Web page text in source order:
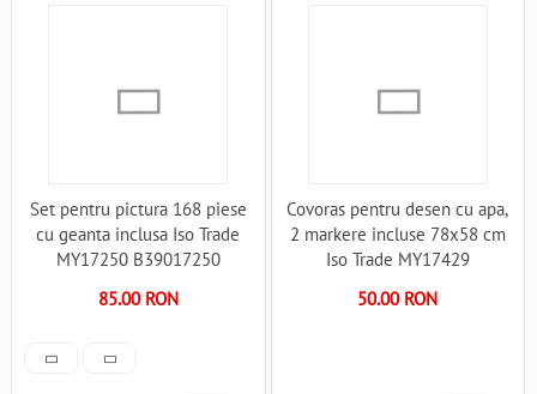
Set pentru pictura 168 piese
cu geanta inclusa Iso Trade
MY17250 B39017250
85.00 RON
Covoras pentru desen cu apa,
2 markere incluse 78x58 cm
Iso Trade MY17429
50.00 RON